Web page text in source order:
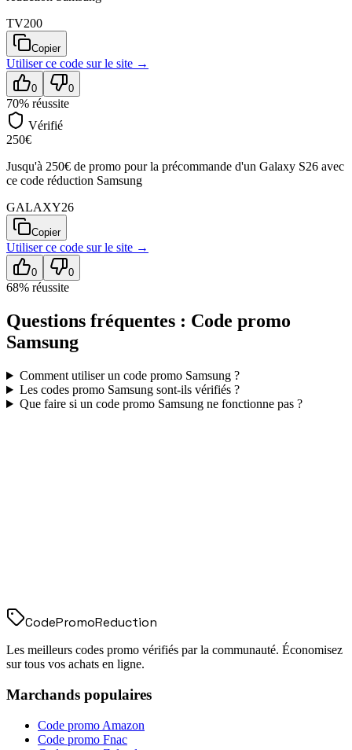
TV200
Copier
Utiliser ce code surle site →
0 0
70% réussite
Vérifié
250€
Jusqu'à 250€ de promo pour la précommande d'un Galaxy S26 avec
ce code réduction Samsung
GALAXY26
Copier
Utiliser ce code surle site →
0 0
68% réussite
Questions fréquentes : Code promo
Samsung
Comment utiliser un code promo Samsung?
Les codes promo Samsungsont-ils vérifiés ?
Que faire si un code promo Samsungne fonctionne pas ?
CodePromoReduction
Les meilleurs codes promo vérifiés par la communauté. Économisez
sur tous vos achats en ligne.
Marchands populaires
Code promo Amazon
Code promo Fnac